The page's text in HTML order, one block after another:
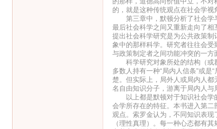
的，就是这种传统观点在社会学视
第三章中，默顿分析了社会学
最后社会科学之间又重新走向了
提出社会科学研究是为公共政策
象中的那样科学。研究者往往会
与政策制定者之间功能冲突的一方
科学研究对象所处的结构（或
多数人持有一种“局内人信条”或
楚。但实际上，局外人或局内人
名自由知识分子，游离于局内人
以上都是默顿对于知识社会学
会学所存在的特征。本书进入第
观点。索罗金认为，不同知识表
（理性真理）。每一种心态都有